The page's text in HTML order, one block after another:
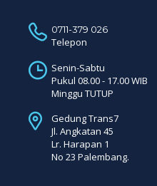
0711-379 026
Telepon
Senin-Sabtu
Pukul 08.00 - 17.00 WIB
Minggu TUTUP
Gedung Trans7
Jl. Angkatan 45
Lr. Harapan 1
No 23 Palembang.